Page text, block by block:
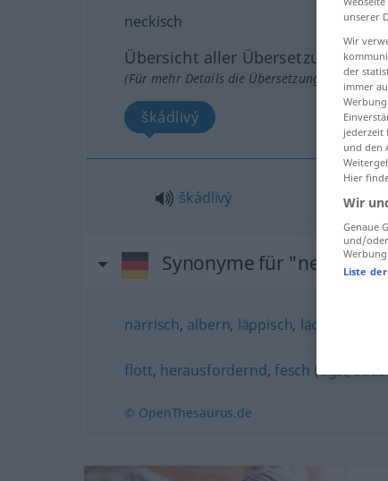
neckisch
Übersicht aller Übersetzungen
(Für mehr Details die Übersetzung anklicken/
škádlivý
škádlivý
Synonyme für "neckisch"
närrisch, albern, läppisch, lächerlich
flott, herausfordernd, fesch (ugs.,
© OpenThesaurus.de
unserer
Wir
der
immer
jederzeit
und den
Hier
Wir
Genaue
und/
Liste